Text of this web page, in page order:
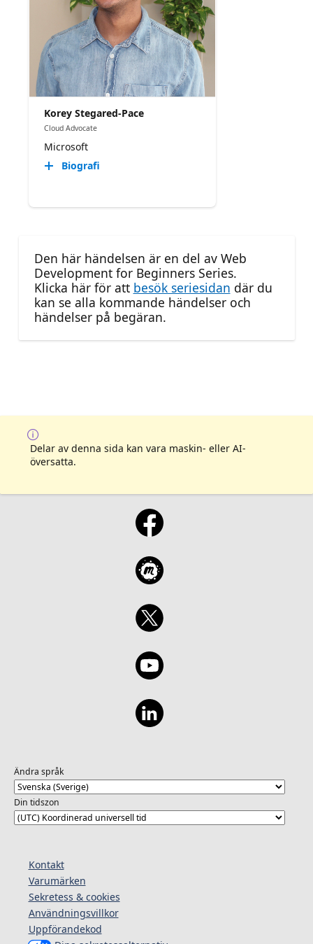
Korey Stegared-Pace
Cloud Advocate
Microsoft
Biografi
Den här händelsen är en del av Web
Development for Beginners Series.
Klicka här för att besök seriesidan där du
kan se alla kommande händelser och
händelser på begäran.
Delar av denna sida kan vara maskin- eller AI-
översatta.
Ändra språk
Din tidszon
Kontakt
Varumärken
Sekretess & cookies
Användningsvillkor
Uppförandekod